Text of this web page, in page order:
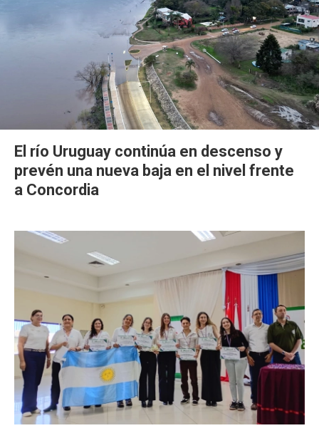
El río Uruguay continúa en descenso y
prevén una nueva baja en el nivel frente
a Concordia